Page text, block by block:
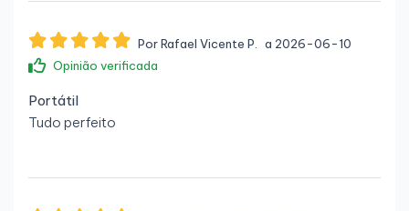
Por Rafael Vicente P.
a 2026-06-10
Opinião verificada
Portátil
Tudo perfeito